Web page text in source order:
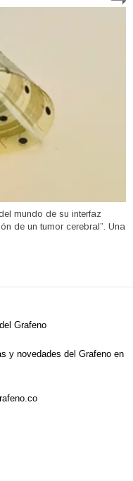
mundo de su interfaz
de un tumor cerebral”. Una
y novedades del Grafeno en